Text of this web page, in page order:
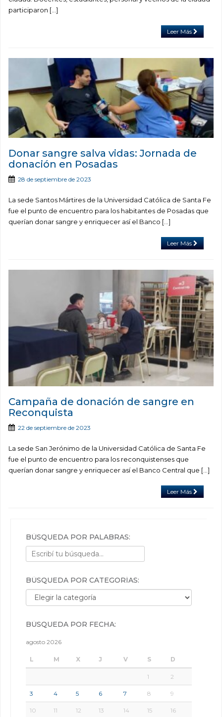
participaron […]
Leer Más
Donar sangre salva vidas: Jornada de
donación en Posadas
28 de septiembre de 2023
La sede Santos Mártires de la Universidad Católica de Santa Fe
fue el punto de encuentro para los habitantes de Posadas que
querían donar sangre y enriquecer así el Banco […]
Leer Más
Campaña de donación de sangre en
Reconquista
22 de septiembre de 2023
La sede San Jerónimo de la Universidad Católica de Santa Fe
fue el punto de encuentro para los reconquistenses que
querían donar sangre y enriquecer así el Banco Central que […]
Leer Más
BÚSQUEDA POR PALABRAS:
BÚSQUEDA POR CATEGORÍAS:
Búsqueda por categorías:
BÚSQUEDA POR FECHA:
agosto 2026
L M X J V S D
1 2
3 4 5 6 7 8 9
10 11 12 13 14 15 16